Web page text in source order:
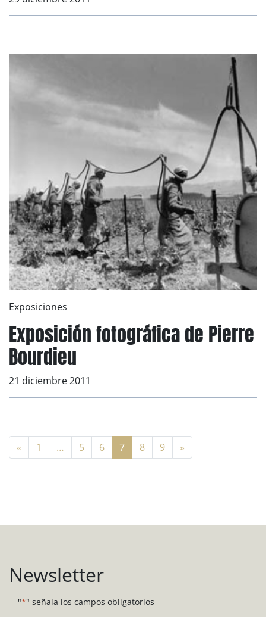
Exposiciones
Exposición fotográfica de Pierre
Bourdieu
21 diciembre 2011
« 1 … 5 6 7 8 9 »
Newsletter
"*" señala los campos obligatorios